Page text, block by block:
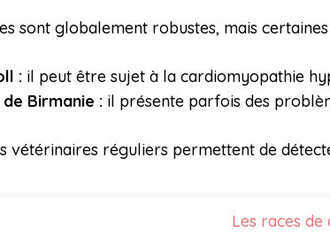
sont globalement robustes, mais
: il peut être sujet à la cardiomyopathie
Birmanie : il présente parfois des
vétérinaires réguliers permettent de
Les races